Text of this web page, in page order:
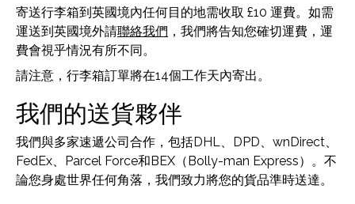
寄送行李箱到英國境內任何目的地需收取 £10 運費。如需
運送到英國境外請聯絡我們 ，我們將告知您確切運費，運
費會視乎情況有所不同。
請注意，行李箱訂單將在14個工作天內寄出。
我們的送貨夥伴
我們與多家速遞公司合作，包括DHL、DPD、wnDirect、
FedEx、Parcel Force和BEX（Bolly-man Express）。不
論您身處世界任何角落，我們致力將您的貨品準時送達。